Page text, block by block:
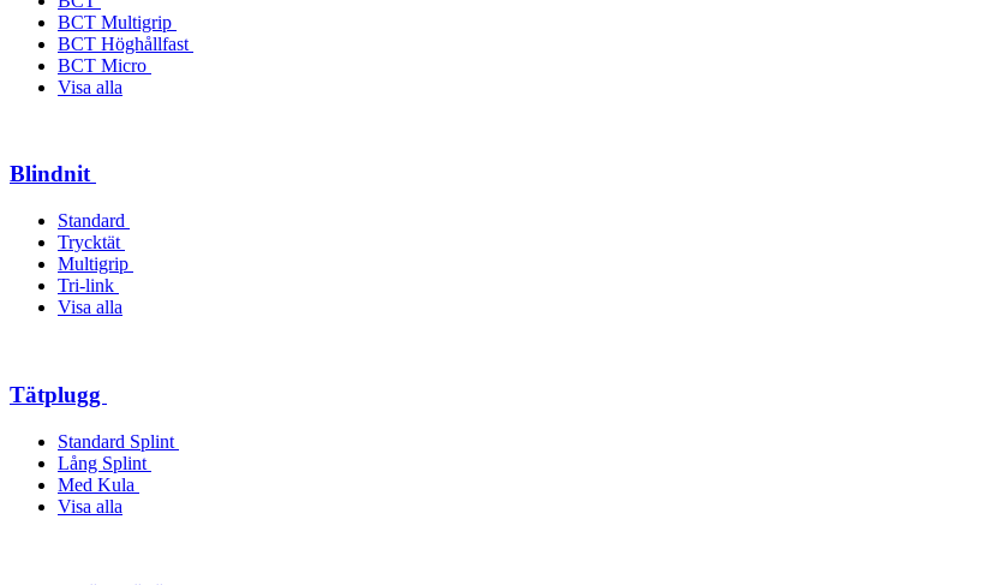
BCT Multigrip
BCT Höghållfast
BCT Micro
Visa alla
Blindnit
Standard
Trycktät
Multigrip
Tri-link
Visa alla
Tätplugg
Standard Splint
Lång Splint
Med Kula
Visa alla